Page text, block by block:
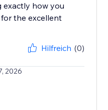
exactly how you
the excellent
Hilfreich (0)
2026